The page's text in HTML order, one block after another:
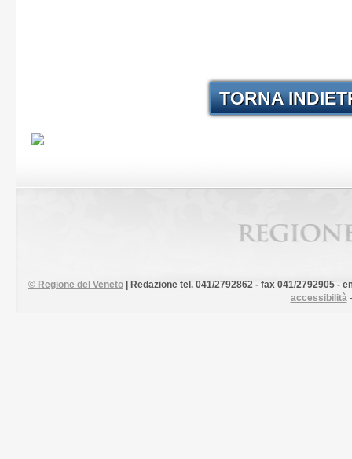
TORNA
© Regione del Veneto
| Redazione tel. 041/2792862 - fax 041/2792905 -
accessibilità